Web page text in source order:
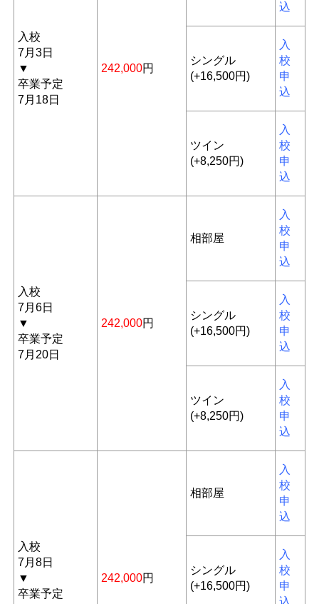
入校
7月3日
▼
卒業予定
7月18日
242,000円
込
シングル
(+16,500円)
入
校
申
込
ツイン
(+8,250円)
入
校
申
込
入校
7月6日
▼
卒業予定
7月20日
242,000円
相部屋
入
校
申
込
シングル
(+16,500円)
入
校
申
込
ツイン
(+8,250円)
入
校
申
込
入校
7月8日
▼
卒業予定
242,000円
相部屋
入
校
申
込
シングル
(+16,500円)
入
校
申